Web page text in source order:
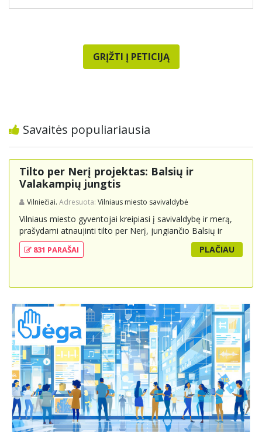
GRĮŽTI Į PETICIJĄ
Savaitės populiariausia
Tilto per Nerį projektas: Balsių ir
Valakampių jungtis
Vilniečiai. Adresuota: Vilniaus miesto savivaldybė
Vilniaus miesto gyventojai kreipiasi į savivaldybę ir merą,
prašydami atnaujinti tilto per Nerį, jungiančio Balsių ir
Valakampių kryptis, projektą ir įtraukti jį į miesto
strateginius susisiekimo planus. Šis tiltas ne tik padėtų
suteikdamas daugiau susisiekimo galimybių tiek
dviratininkams. Gyventojai ragina atlikti techninę,
ekonominę ir transporto analizę, organizuoti viešas
konsultacijas ir integruoti projektą į ilgalaikius miesto
planus, siekiant užtikrinti transporto sistemos patikimumą
ir prisitaikymą prie sparčiai augančio miesto poreikių.
831 PARAŠAI PLAČIAU